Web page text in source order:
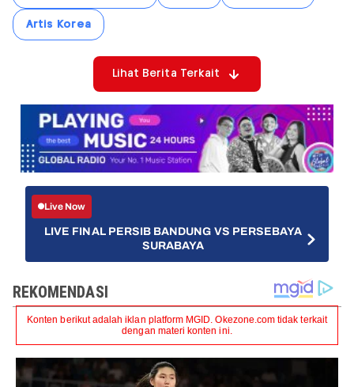
Artis Korea
Lihat Berita Terkait
Live Now
LIVE FINAL PERSIB BANDUNG VS PERSEBAYA
SURABAYA